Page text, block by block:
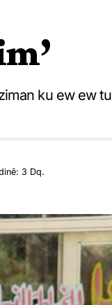
ku ew ew tu
3 Dq.